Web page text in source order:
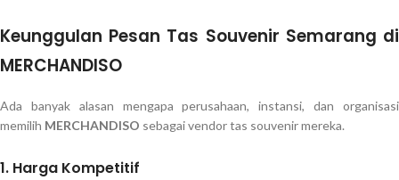
Keunggulan Pesan Tas Souvenir Semarang di
MERCHANDISO
Ada banyak alasan mengapa perusahaan, instansi, dan organisasi
memilih MERCHANDISO sebagai vendor tas souvenir mereka.
1. Harga Kompetitif